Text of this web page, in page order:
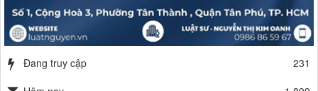
Đang truy cập
231